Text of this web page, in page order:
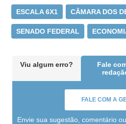
ESCALA 6X1 CÂMARA DOS
SENADO FEDERAL
Viu algum erro?
Fale
FALE COM A
Envie sua sugestão, comentário